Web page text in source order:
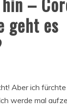
geht es
Aber ich fürchte
werde mal